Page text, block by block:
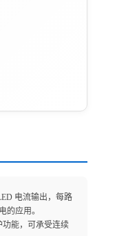
电流输出，每路
的应用。
功能，可承受连续